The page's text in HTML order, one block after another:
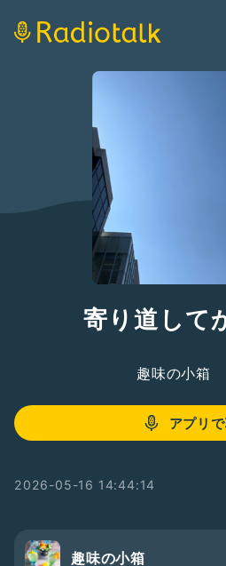
寄り道して
趣味の小箱
アプリで
2026-05-16 14:44:14
趣味の小箱